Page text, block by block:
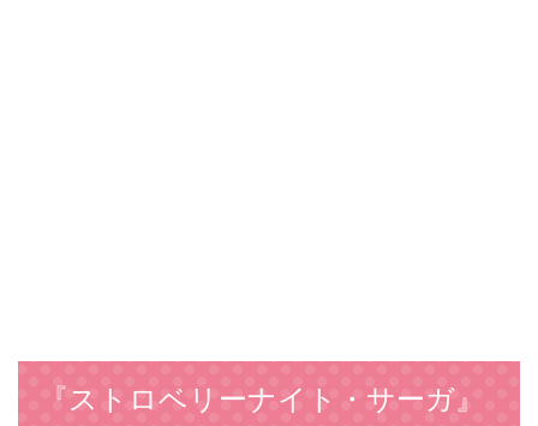
『ストロベリーナイト・サーガ』